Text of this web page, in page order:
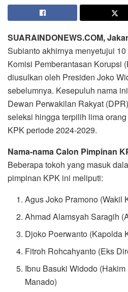
SUARAINDONEWS.COM,
Subianto akhirnya menyetujui
Komisi Pemberantasan Korupsi
diusulkan oleh Presiden Joko
sebelumnya. Kesepuluh nama
Dewan Perwakilan Rakyat
seleksi hingga terpilih lima
KPK periode 2024-2029.
Nama-nama Calon Pimpinan
Beberapa tokoh yang masuk
pimpinan KPK ini meliputi:
Agus Joko Pramono (Wakil
Ahmad Alamsyah Saragih
Djoko Poerwanto (Kapolda
Fitroh Rohcahyanto (Eks
Ibnu Basuki Widodo
Manado)